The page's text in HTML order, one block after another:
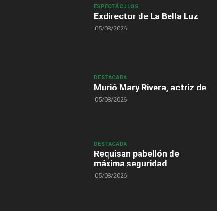
ESPECTÁCULOS
Exdirector de La Bella Luz
05/08/2026
DESTACADA
Murió Mary Rivera, actriz de
05/08/2026
DESTACADA
Requisan pabellón de
máxima seguridad
05/08/2026